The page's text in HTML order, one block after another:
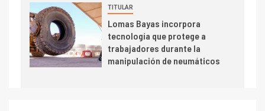
6 I+D
BHP proyecta producción de
cobre cercana a 2 millones de
toneladas tras récord en
Escondida
TITULAR
Lomas Bayas incorpora
tecnología que protege a
trabajadores durante la
manipulación de neumáticos